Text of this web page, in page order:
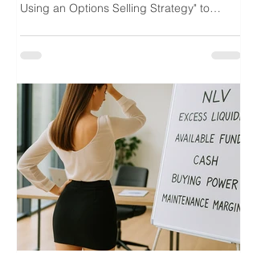
Using an Options Selling Strategy" to